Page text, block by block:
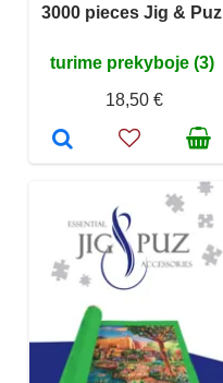
3000 pieces Jig & Puz
turime prekyboje (3)
18,50 €